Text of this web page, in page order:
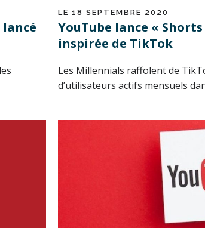
lancé
LE 18 SEPTEMBRE 2020
YouTube lance «
inspirée de TikTok
Les Millennials raffolent de
d’utilisateurs actifs mensuels